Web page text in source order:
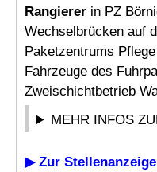
Rangierer in PZ
Wechselbrücken auf
Paketzentrums
Fahrzeuge des
Zweischichtbetrieb
MEHR INFOS
▶ Zur Stellenanzeige